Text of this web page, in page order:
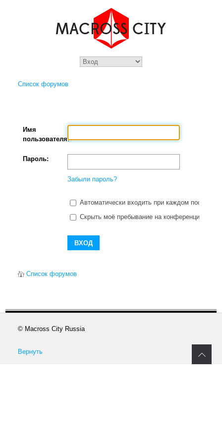
Список форумов
Имя
пользователя:
Пароль:
Забыли пароль?
Автоматически входить при каждом
Скрыть моё пребывание на конференции в
Список форумов
© Macross City Russia
Вернуть